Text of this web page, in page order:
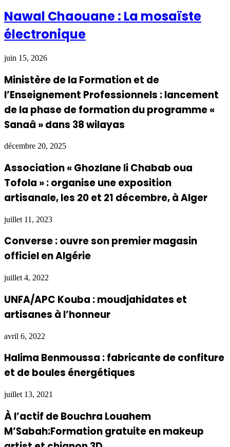
Nawal Chaouane : La mosaïste
électronique
juin 15, 2026
Ministère de la Formation et de
l’Enseignement Professionnels : lancement
de la phase de formation du programme «
Sanaâ » dans 38 wilayas
décembre 20, 2025
Association « Ghozlane li Chabab oua
Tofola » : organise une exposition
artisanale, les 20 et 21 décembre, à Alger
juillet 11, 2023
Converse : ouvre son premier magasin
officiel en Algérie
juillet 4, 2022
UNFA/APC Kouba : moudjahidates et
artisanes à l’honneur
avril 6, 2022
Halima Benmoussa : fabricante de confiture
et de boules énergétiques
juillet 13, 2021
À l’actif de Bouchra Louahem
M’Sabah:Formation gratuite en makeup